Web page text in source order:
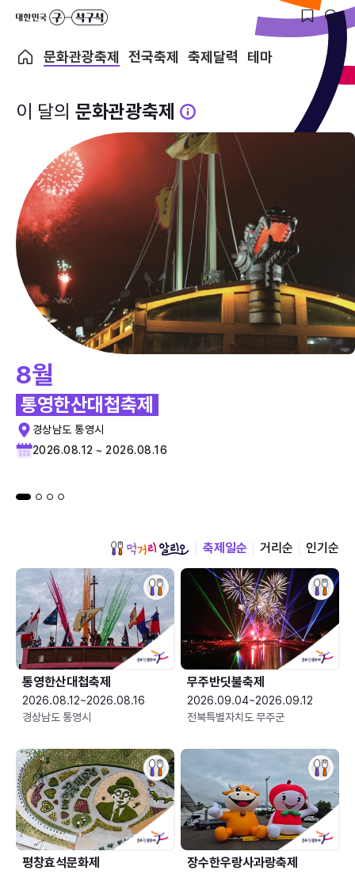
문화관광축제 전국축제 축제달력 테마
이 달의 문화관광축제
8월
통영한산대첩축제
경상남도 통영시
2026.08.12 ~ 2026.08.16
축제일순 거리순 인기순
통영한산대첩축제
2026.08.12~2026.08.16
경상남도 통영시
무주반딧불축제
2026.09.04~2026.09.12
전북특별자치도 무주군
평창효석문화제 장수한우랑사과랑축제